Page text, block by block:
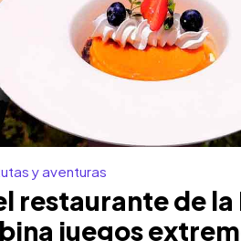
y aventuras
restaurante de
juegos